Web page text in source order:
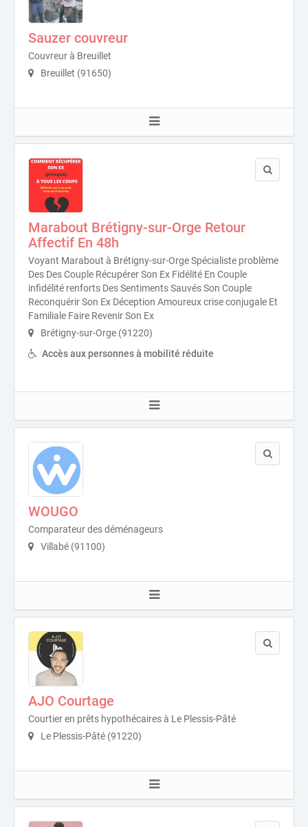
Sauzer couvreur
Couvreur à Breuillet
Breuillet (91650)
Marabout Brétigny-sur-Orge Retour
Affectif En 48h
Voyant Marabout à Brétigny-sur-Orge Spécialiste problème
Des Des Couple Récupérer Son Ex Fidélité En Couple
infidélité renforts Des Sentiments Sauvés Son Couple
Reconquérir Son Ex Déception Amoureux crise conjugale Et
Familiale Faire Revenir Son Ex
Brétigny-sur-Orge (91220)
Accès aux personnes à mobilité réduite
WOUGO
Comparateur des déménageurs
Villabé (91100)
AJO Courtage
Courtier en prêts hypothécaires à Le Plessis-Pâté
Le Plessis-Pâté (91220)